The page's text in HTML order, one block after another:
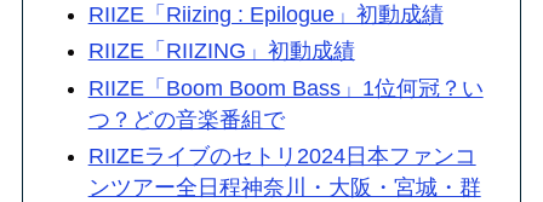
RIIZE「Riizing : Epilogue」初動成績
RIIZE「RIIZING」初動成績
RIIZE「Boom Boom Bass」1位何冠？い
つ？どの音楽番組で
RIIZEライブのセトリ2024日本ファンコ
ンツアー全日程神奈川・大阪・宮城・群